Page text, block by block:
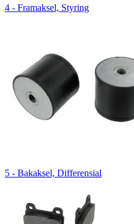
4 - Framaksel, Styring
5 - Bakaksel, Differensial